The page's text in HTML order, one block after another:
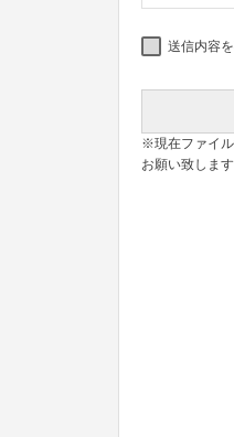
送信内容
※現在ファイ
お願い致します